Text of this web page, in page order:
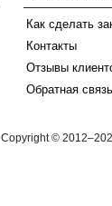
Как сделать
Контакты
Отзывы
Обратная связь
Copyright ©